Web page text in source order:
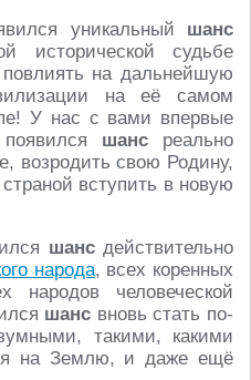
уникальный шанс
исторической судьбе
на дальнейшую
на её самом
У нас с вами впервые
шанс реально
возродить свою Родину,
вступить в новую
шансдействительно
народа, всех коренных
народов человеческой
шанс вновь стать по-
такими, какими
на Землю, и даже ещё